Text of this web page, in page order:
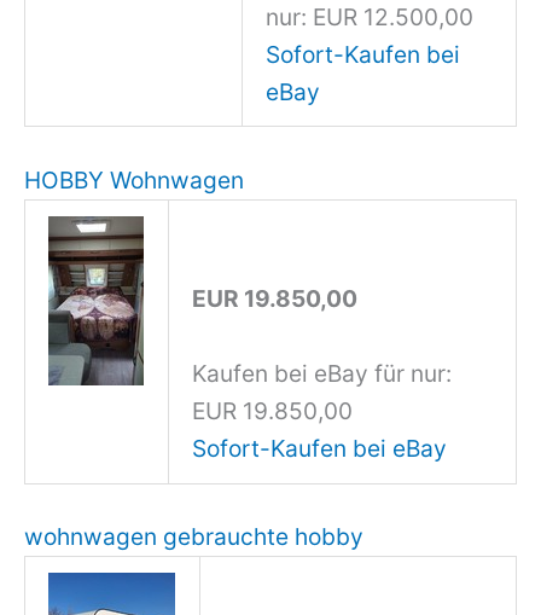
nur: EUR 12.500,00
Sofort-Kaufen bei
eBay
HOBBY Wohnwagen
EUR 19.850,00
Kaufen bei eBay für nur:
EUR 19.850,00
Sofort-Kaufen bei eBay
wohnwagen gebrauchte hobby